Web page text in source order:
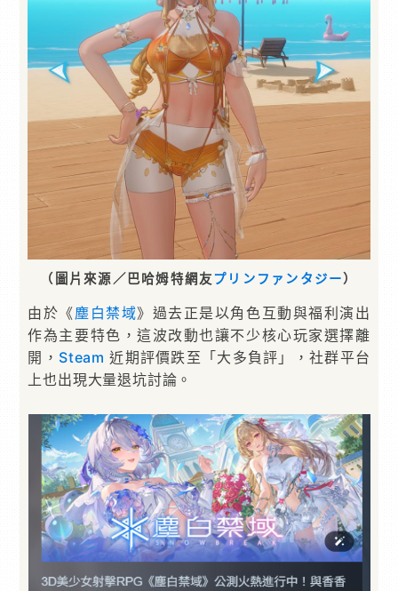
（圖片來源／巴哈姆特網友プリンファンタジー）
由於《塵白禁域》過去正是以角色互動與福利演出
作為主要特色，這波改動也讓不少核心玩家選擇離
開， Steam 近期評價跌至「大多負評」，社群平台
上也出現大量退坑討論。